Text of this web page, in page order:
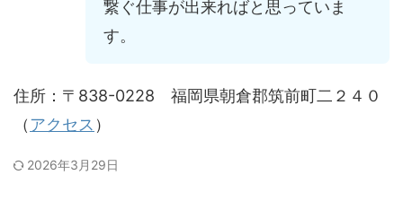
繋ぐ仕事が出来ればと思っていま
す。
住所：〒838-0228 福岡県朝倉郡筑前町二２４０
（アクセス ）
2026年3月29日